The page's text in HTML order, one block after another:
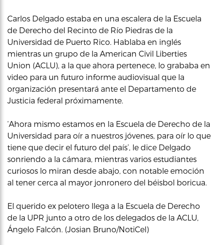
Carlos Delgado estaba en una escalera de la Escuela
de Derecho del Recinto de Río Piedras de la
Universidad de Puerto Rico. Hablaba en inglés
mientras un grupo de la American Civil Liberties
Union (ACLU), a la que ahora pertenece, lo grababa en
video para un futuro informe audiovisual que la
organización presentará ante el Departamento de
Justicia federal próximamente.
‘Ahora mismo estamos en la Escuela de Derecho de la
Universidad para oír a nuestros jóvenes, para oír lo que
tiene que decir el futuro del país’, le dice Delgado
sonriendo a la cámara, mientras varios estudiantes
curiosos lo miran desde abajo, con notable emoción
al tener cerca al mayor jonronero del béisbol boricua.
El querido ex pelotero llega a la Escuela de Derecho
de la UPR junto a otro de los delegados de la ACLU,
Ángelo Falcón. (Josian Bruno/NotiCel)